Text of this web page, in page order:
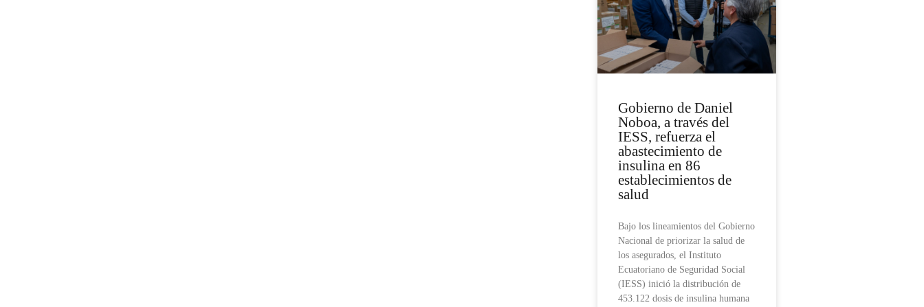
Gobierno de Daniel
Noboa, a través del
IESS, refuerza el
abastecimiento de
insulina en 86
establecimientos de
salud
Bajo los lineamientos del Gobierno
Nacional de priorizar la salud de
los asegurados, el Instituto
Ecuatoriano de Seguridad Social
(IESS) inició la distribución de
453.122 dosis de insulina humana